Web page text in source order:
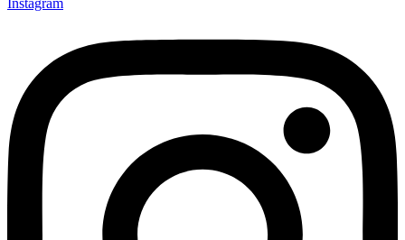
Instagram